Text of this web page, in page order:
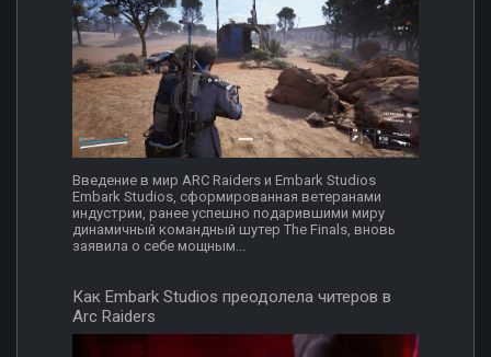
Введение в мир ARC Raiders и Embark Studios
Embark Studios, сформированная ветеранами
индустрии, ранее успешно подарившими миру
динамичный командный шутер The Finals, вновь
заявила о себе мощным...
Как Embark Studios преодолела читеров в
Arc Raiders